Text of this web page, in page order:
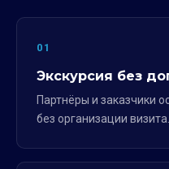
01
Экскурсия без
Партнёры и заказчики
без организации визита.